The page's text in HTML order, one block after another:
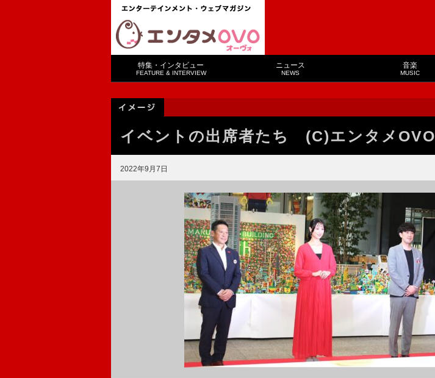
特集・インタビュー
FEATURE & INTERVIEW
ニュース
NEWS
音楽
MUSIC
イベントの出席者たち (C)エンタメOVO
2022年9月7日